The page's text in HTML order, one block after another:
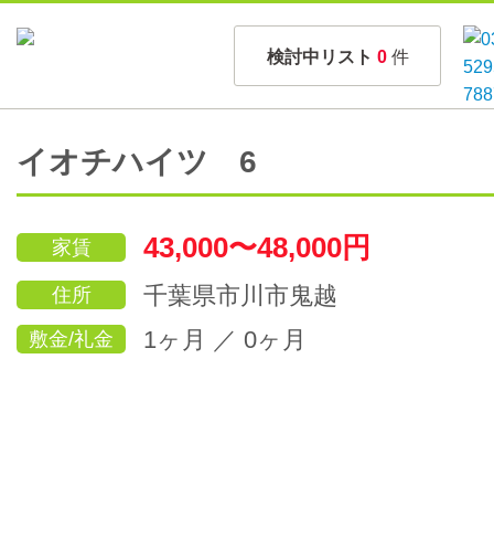
検討中リスト 0 件
イオチハイツ 6
家賃 43,000〜48,000円
住所 千葉県市川市鬼越
敷金/礼金 1ヶ月 ／ 0ヶ月